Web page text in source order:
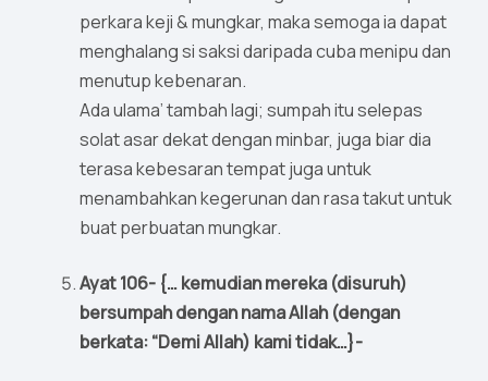
perkara keji & mungkar, maka semoga ia dapat
menghalang si saksi daripada cuba menipu dan
menutup kebenaran.
Ada ulama’ tambah lagi; sumpah itu selepas
solat asar dekat dengan minbar, juga biar dia
terasa kebesaran tempat juga untuk
menambahkan kegerunan dan rasa takut untuk
buat perbuatan mungkar.
Ayat 106- {… kemudian mereka (disuruh)
bersumpah dengan nama Allah (dengan
berkata: “Demi Allah) kami tidak…}-